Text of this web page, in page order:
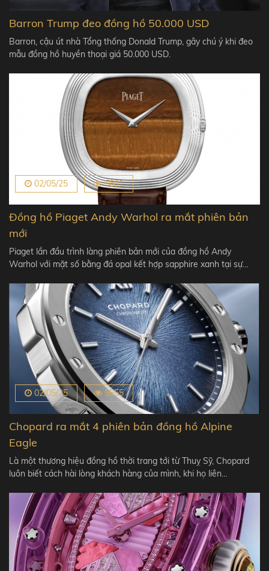
Barron Trump đeo đồng hồ 50.000 USD
Barron, cậu út nhà Tổng thống Donald Trump, gây chú ý khi đeo
mẫu đồng hồ huyền thoại giá 50.000 USD.
02/05/25 5601
Đồng hồ Piaget Andy Warhol ra mắt phiên bản
mới
Piaget lần đầu trình làng phiên bản mới của đồng hồ Andy
Warhol với mặt số bằng đá opal kết hợp sapphire xanh tại sự…
02/05/25 5555
Chopard ra mắt 4 phiên bản đồng hồ Alpine
Eagle
Là một thương hiệu đồng hồ thời trang tới từ Thuỵ Sỹ, Chopard
luôn biết cách hài lòng khách hàng của mình, khi họ liên…